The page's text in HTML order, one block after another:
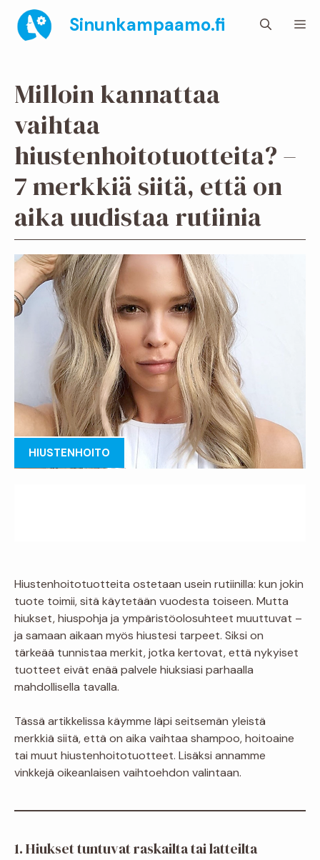
sisältöön
Sinunkampaamo.fi
Milloin kannattaa
vaihtaa
hiustenhoitotuotteita? –
7 merkkiä siitä, että on
aika uudistaa rutiinia
HIUSTENHOITO
Hiustenhoitotuotteita ostetaan usein rutiinilla: kun jokin
tuote toimii, sitä käytetään vuodesta toiseen. Mutta
hiukset, hiuspohja ja ympäristöolosuhteet muuttuvat –
ja samaan aikaan myös hiustesi tarpeet. Siksi on
tärkeää tunnistaa merkit, jotka kertovat, että nykyiset
tuotteet eivät enää palvele hiuksiasi parhaalla
mahdollisella tavalla.
Tässä artikkelissa käymme läpi seitsemän yleistä
merkkiä siitä, että on aika vaihtaa shampoo, hoitoaine
tai muut hiustenhoitotuotteet. Lisäksi annamme
vinkkejä oikeanlaisen vaihtoehdon valintaan.
1. Hiukset tuntuvat raskailta tai latteilta